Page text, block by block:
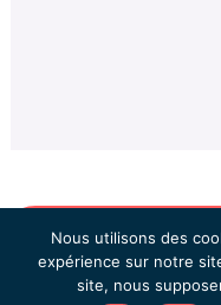
Nous utilisons des
expérience sur notre
site, nous